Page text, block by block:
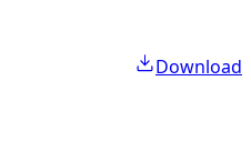
Download